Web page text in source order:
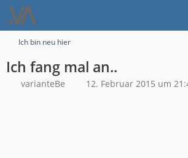
Ich bin neu hier
Ich fang mal an..
varianteBe 12. Februar 2015 um